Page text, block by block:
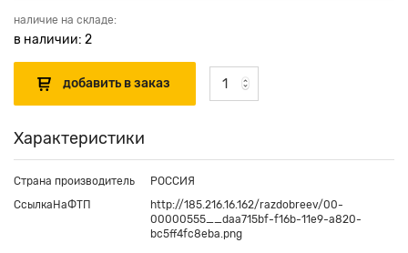
наличие на складе:
в наличии: 2
Характеристики
Страна производитель
РОССИЯ
СсылкаНаФТП
http://185.216.16.162/razdobreev/00-
00000555__daa715bf-f16b-11e9-a820-
bc5ff4fc8eba.png